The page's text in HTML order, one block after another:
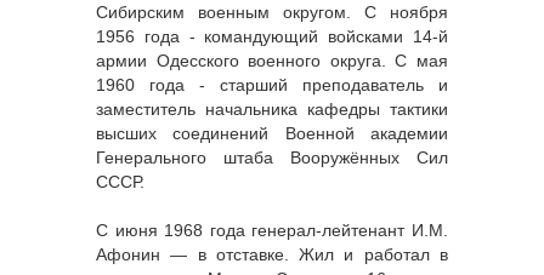
Сибирским военным округом. С ноября
1956 года - командующий войсками 14-й
армии Одесского военного округа. С мая
1960 года - старший преподаватель и
заместитель начальника кафедры тактики
высших соединений Военной академии
Генерального штаба Вооружённых Сил
СССР.
С июня 1968 года генерал-лейтенант И.М.
Афонин — в отставке. Жил и работал в